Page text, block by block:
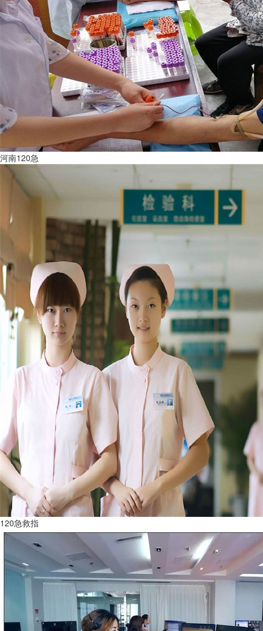
河南120急
120急救指